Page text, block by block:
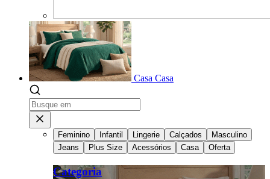
Casa Casa
Feminino Infantil Lingerie Calçados
Masculino
Jeans
Plus Size Acessórios Casa Oferta
Categoria